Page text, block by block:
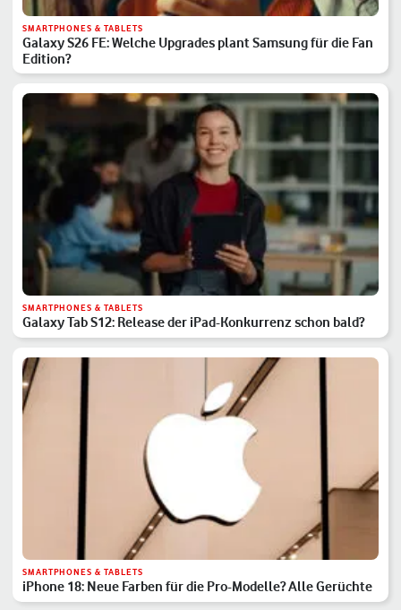
SMARTPHONES & TABLETS
Galaxy S26 FE: Welche Upgrades plant Samsung für die Fan
Edition?
SMARTPHONES & TABLETS
Galaxy Tab S12: Release der iPad-Konkurrenz schon bald?
SMARTPHONES & TABLETS
iPhone 18: Neue Farben für die Pro-Modelle? Alle Gerüchte